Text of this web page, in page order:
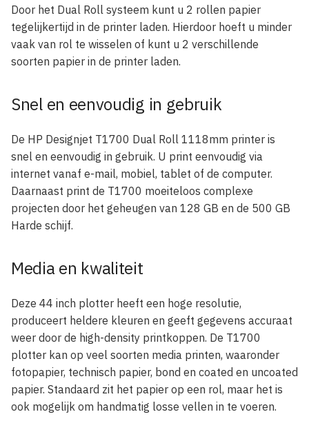
Door het Dual Roll systeem kunt u 2 rollen papier
tegelijkertijd in de printer laden. Hierdoor hoeft u minder
vaak van rol te wisselen of kunt u 2 verschillende
soorten papier in de printer laden.
Snel en eenvoudig in gebruik
De HP Designjet T1700 Dual Roll 1118mm printer is
snel en eenvoudig in gebruik. U print eenvoudig via
internet vanaf e-mail, mobiel, tablet of de computer.
Daarnaast print de T1700 moeiteloos complexe
projecten door het geheugen van 128 GB en de 500 GB
Harde schijf.
Media en kwaliteit
Deze 44 inch plotter heeft een hoge resolutie,
produceert heldere kleuren en geeft gegevens accuraat
weer door de high-density printkoppen. De T1700
plotter kan op veel soorten media printen, waaronder
fotopapier, technisch papier, bond en coated en uncoated
papier. Standaard zit het papier op een rol, maar het is
ook mogelijk om handmatig losse vellen in te voeren.